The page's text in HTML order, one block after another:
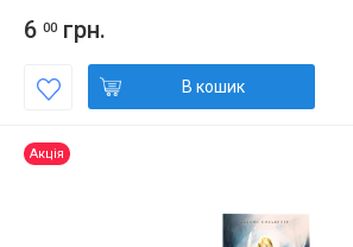
6 00 грн.
В кошик
Акція